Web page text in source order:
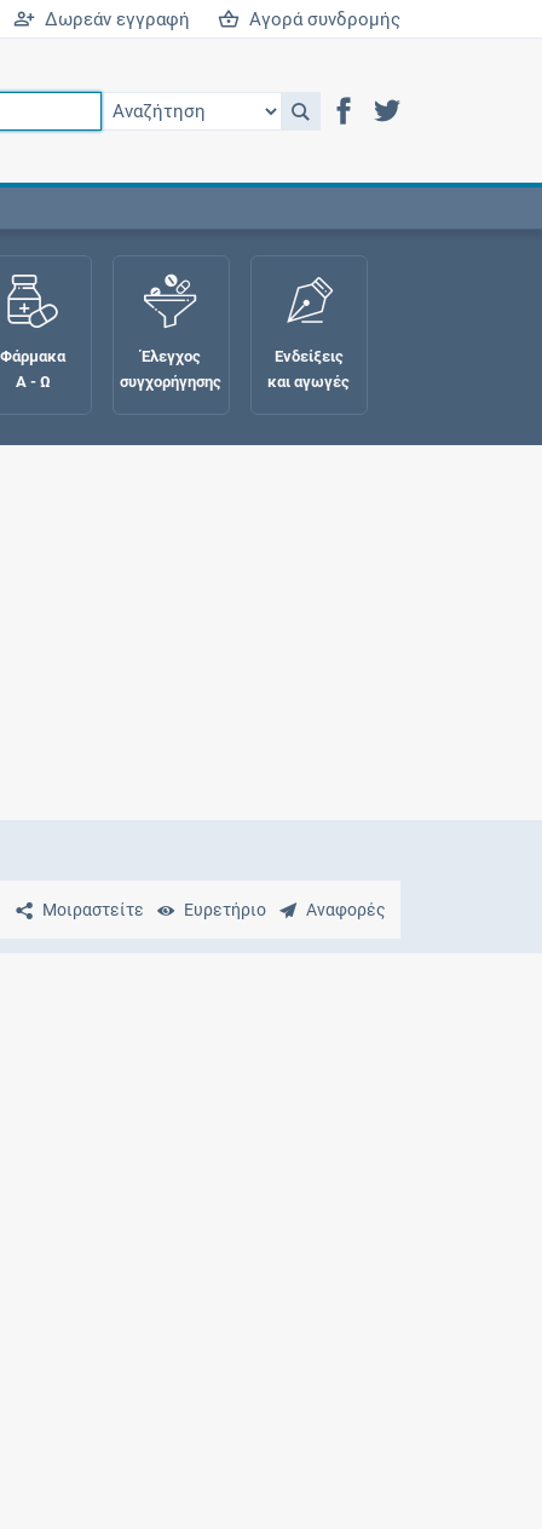
Δωρεάν εγγραφή Αγορά συνδρομής
Φάρμακα
Α - Ω
Έλεγχος
συγχορήγησης
Ενδείξεις
και αγωγές
Μοιραστείτε Ευρετήριο Αναφορές